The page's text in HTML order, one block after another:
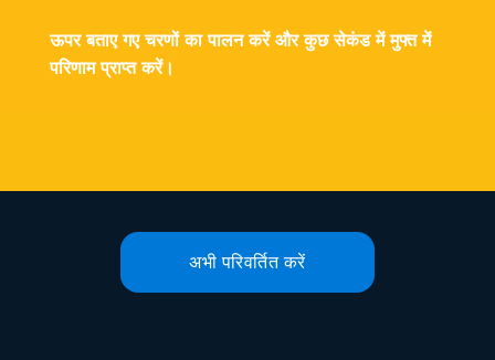
ऊपर बताए गए चरणों का पालन करें और कुछ सेकंड में मुफ्त में
परिणाम प्राप्त करें।
अभी परिवर्तित करें